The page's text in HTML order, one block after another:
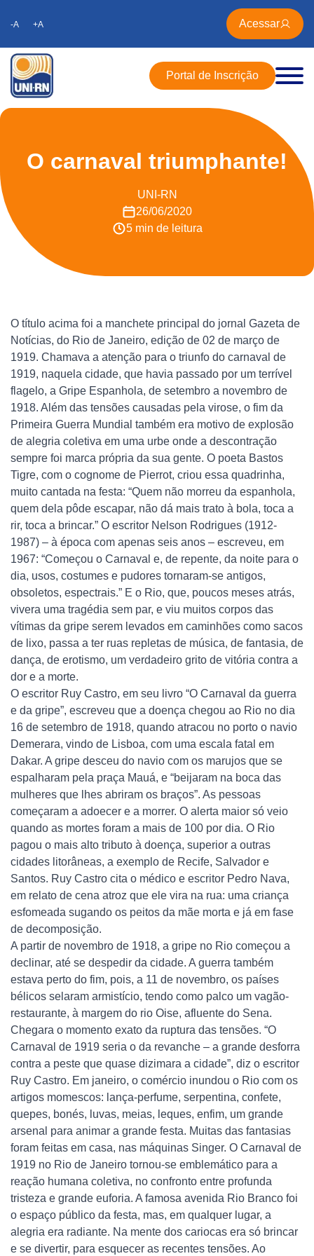
-A +A Acessar
Portal de Inscrição
O carnaval triumphante!
UNI-RN
26/06/2020
5 min de leitura
O título acima foi a manchete principal do jornal Gazeta de
Notícias, do Rio de Janeiro, edição de 02 de março de
1919. Chamava a atenção para o triunfo do carnaval de
1919, naquela cidade, que havia passado por um terrível
flagelo, a Gripe Espanhola, de setembro a novembro de
1918. Além das tensões causadas pela virose, o fim da
Primeira Guerra Mundial também era motivo de explosão
de alegria coletiva em uma urbe onde a descontração
sempre foi marca própria da sua gente. O poeta Bastos
Tigre, com o cognome de Pierrot, criou essa quadrinha,
muito cantada na festa: “Quem não morreu da espanhola,
quem dela pôde escapar, não dá mais trato à bola, toca a
rir, toca a brincar.” O escritor Nelson Rodrigues (1912-
1987) – à época com apenas seis anos – escreveu, em
1967: “Começou o Carnaval e, de repente, da noite para o
dia, usos, costumes e pudores tornaram-se antigos,
obsoletos, espectrais.” E o Rio, que, poucos meses atrás,
vivera uma tragédia sem par, e viu muitos corpos das
vítimas da gripe serem levados em caminhões como sacos
de lixo, passa a ter ruas repletas de música, de fantasia, de
dança, de erotismo, um verdadeiro grito de vitória contra a
dor e a morte.
O escritor Ruy Castro, em seu livro “O Carnaval da guerra
e da gripe”, escreveu que a doença chegou ao Rio no dia
16 de setembro de 1918, quando atracou no porto o navio
Demerara, vindo de Lisboa, com uma escala fatal em
Dakar. A gripe desceu do navio com os marujos que se
espalharam pela praça Mauá, e “beijaram na boca das
mulheres que lhes abriram os braços”. As pessoas
começaram a adoecer e a morrer. O alerta maior só veio
quando as mortes foram a mais de 100 por dia. O Rio
pagou o mais alto tributo à doença, superior a outras
cidades litorâneas, a exemplo de Recife, Salvador e
Santos. Ruy Castro cita o médico e escritor Pedro Nava,
em relato de cena atroz que ele vira na rua: uma criança
esfomeada sugando os peitos da mãe morta e já em fase
de decomposição.
A partir de novembro de 1918, a gripe no Rio começou a
declinar, até se despedir da cidade. A guerra também
estava perto do fim, pois, a 11 de novembro, os países
bélicos selaram armistício, tendo como palco um vagão-
restaurante, à margem do rio Oise, afluente do Sena.
Chegara o momento exato da ruptura das tensões. “O
Carnaval de 1919 seria o da revanche – a grande desforra
contra a peste que quase dizimara a cidade”, diz o escritor
Ruy Castro. Em janeiro, o comércio inundou o Rio com os
artigos momescos: lança-perfume, serpentina, confete,
quepes, bonés, luvas, meias, leques, enfim, um grande
arsenal para animar a grande festa. Muitas das fantasias
foram feitas em casa, nas máquinas Singer. O Carnaval de
1919 no Rio de Janeiro tornou-se emblemático para a
reação humana coletiva, no confronto entre profunda
tristeza e grande euforia. A famosa avenida Rio Branco foi
o espaço público da festa, mas, em qualquer lugar, a
alegria era radiante. Na mente dos cariocas era só brincar
e se divertir, para esquecer as recentes tensões. Ao